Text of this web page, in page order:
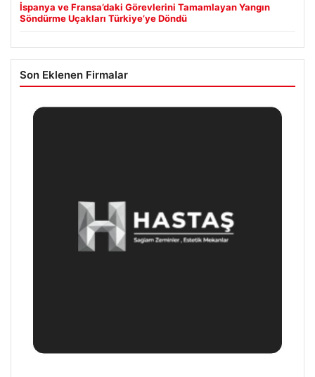
İspanya ve Fransa’daki Görevlerini Tamamlayan Yangın
Söndürme Uçakları Türkiye’ye Döndü
Son Eklenen Firmalar